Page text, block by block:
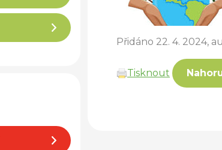
Přidáno 22. 4. 2024,
Tisknout